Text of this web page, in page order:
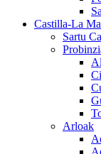
Castilla-La
Sartu
Arloak